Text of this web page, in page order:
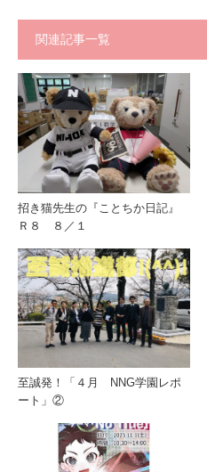
関連記事一覧
招き猫先生の『ことちか日記』
Ｒ８ ８／１
至誠発！「４月 NNG学園レポ
ート」②